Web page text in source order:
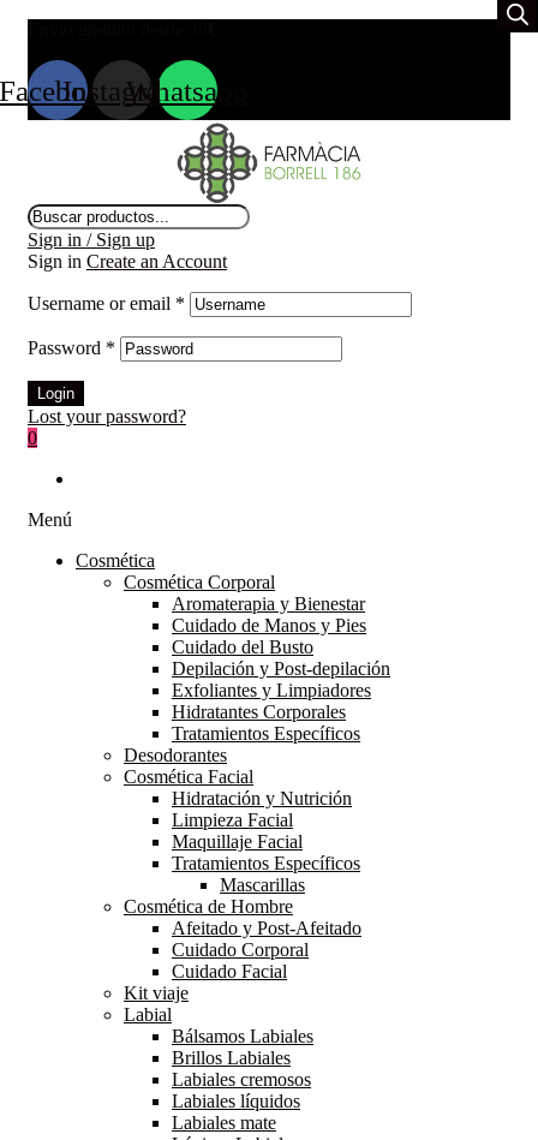
Instagram
Whatsapp
Búsqueda
de
productos
Sign in / Sign up
Sign in Create an Account
Username or email *
Password *
Login
Lost your password?
0
Menú
Cosmética
Cosmética Corporal
Aromaterapia y Bienestar
Cuidado de Manos y Pies
Cuidado del Busto
Depilación y Post-depilación
Exfoliantes y Limpiadores
Hidratantes Corporales
Tratamientos Específicos
Desodorantes
Cosmética Facial
Hidratación y Nutrición
Limpieza Facial
Maquillaje Facial
Tratamientos Específicos
Mascarillas
Cosmética de Hombre
Afeitado y Post-Afeitado
Cuidado Corporal
Cuidado Facial
Kit viaje
Labial
Bálsamos Labiales
Brillos Labiales
Labiales cremosos
Labiales líquidos
Labiales mate